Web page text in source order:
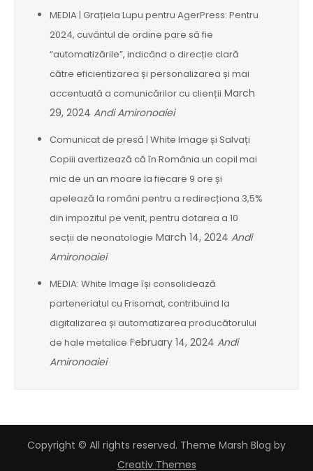
MEDIA | Grațiela Lupu pentru AgerPress: Pentru
2024, cuvântul de ordine pare să fie
“automatizările”, indicând o direcție clară
către eficientizarea și personalizarea și mai
accentuată a comunicărilor cu clienții March
29, 2024 Andi Amironoaiei
Comunicat de presă | White Image și Salvați
Copiii avertizează că în România un copil mai
mic de un an moare la fiecare 9 ore și
apelează la români pentru a redirecționa 3,5%
din impozitul pe venit, pentru dotarea a 10
secții de neonatologie March 14, 2024 Andi
Amironoaiei
MEDIA: White Image își consolidează
parteneriatul cu Frisomat, contribuind la
digitalizarea și automatizarea producătorului
de hale metalice February 14, 2024 Andi
Amironoaiei
Copyright © All rights reserved. Theme Marsh Blog by
Creativ Themes